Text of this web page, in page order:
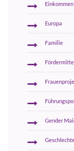
Einkommen
Europa
Familie
Fördermittel
Gender